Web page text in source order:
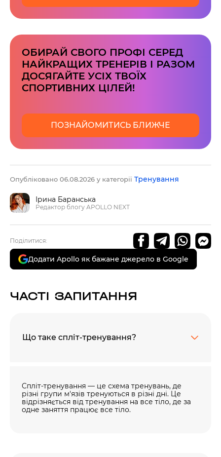
ОБИРАЙ СВОГО ПРОФІ СЕРЕД
НАЙКРАЩИХ ТРЕНЕРІВ І РАЗОМ
ДОСЯГАЙТЕ УСІХ ТВОЇХ
СПОРТИВНИХ ЦІЛЕЙ!
ПОЗНАЙОМИТИСЬ БЛИЖЧЕ
Опубліковано 06.08.2026 у категорії Тренування
Ірина Баранська
Редактор блогу APOLLO NEXT
Поділитися:
Додати Apollo як бажане джерело в Google
ЧАСТІ ЗАПИТАННЯ
Що таке спліт-тренування?
Спліт-тренування — це схема тренувань, де
різні групи м'язів тренуються в різні дні. Це
відрізняється від тренування на все тіло, де за
одне заняття працює все тіло.